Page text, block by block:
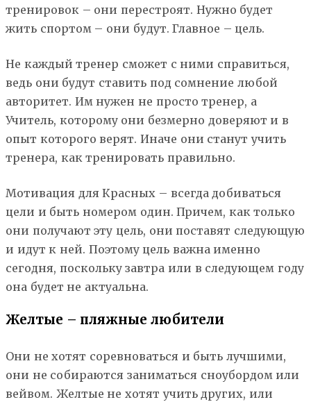
тренировок – они перестроят. Нужно будет
жить спортом – они будут. Главное – цель.
Не каждый тренер сможет с ними справиться,
ведь они будут ставить под сомнение любой
авторитет. Им нужен не просто тренер, а
Учитель, которому они безмерно доверяют и в
опыт которого верят. Иначе они станут учить
тренера, как тренировать правильно.
Мотивация для Красных – всегда добиваться
цели и быть номером один. Причем, как только
они получают эту цель, они поставят следующую
и идут к ней. Поэтому цель важна именно
сегодня, поскольку завтра или в следующем году
она будет не актуальна.
Желтые – пляжные любители
Они не хотят соревноваться и быть лучшими,
они не собираются заниматься сноубордом или
вейвом. Желтые не хотят учить других, или